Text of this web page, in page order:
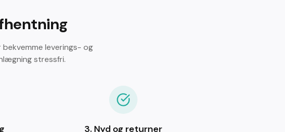
leverings- og
stressfri.
3. Nyd og returner